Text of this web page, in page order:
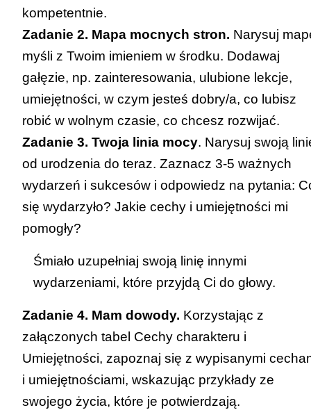
kompetentnie.
Zadanie 2. Mapa mocnych stron. Narysuj
myśli z Twoim imieniem w środku. Dodawaj
gałęzie, np. zainteresowania, ulubione lekcje,
umiejętności, w czym jesteś dobry/a, co lubisz
robić w wolnym czasie, co chcesz rozwijać.
Zadanie 3. Twoja linia mocy. Narysuj swoją
od urodzenia do teraz. Zaznacz 3-5 ważnych
wydarzeń i sukcesów i odpowiedz na pytania:
się wydarzyło? Jakie cechy i umiejętności mi
pomogły?
Śmiało uzupełniaj swoją linię innymi
wydarzeniami, które przyjdą Ci do głowy.
Zadanie 4. Mam dowody. Korzystając z
załączonych tabel Cechy charakteru i
Umiejętności, zapoznaj się z wypisanymi
i umiejętnościami, wskazując przykłady ze
swojego życia, które je potwierdzają.